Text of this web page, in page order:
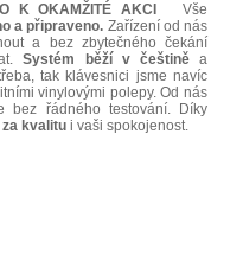
K OKAMŽITÉ AKCI
Vše
a připraveno. Zařízení od nás
a bez zbytečného čekání
Systém běží v češtiněa
tak klávesnici jsme navíc
vinylovými polepy. Od nás
bez řádného testování. Díky
kvalitu i vaši spokojenost.